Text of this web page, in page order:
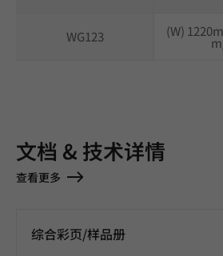
WG123 (W)
文档 & 技术详情
查看更多
综合彩页/样品册